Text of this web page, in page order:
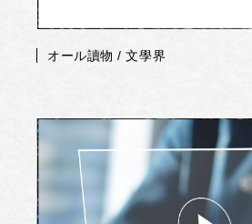
オール讀物 / 文學界